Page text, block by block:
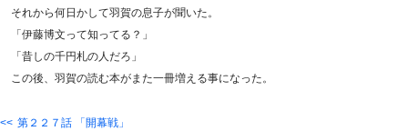
それから何日かして羽賀の息子が聞いた。
「伊藤博文って知ってる？」
「昔しの千円札の人だろ」
この後、羽賀の読む本がまた一冊増える事になった。
第２２７話 「開幕戦」